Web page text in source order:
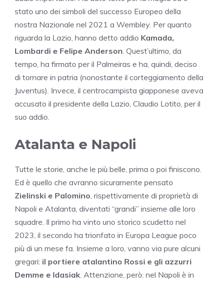
stato uno dei simboli del successo Europeo della
nostra Nazionale nel 2021 a Wembley. Per quanto
riguarda la Lazio, hanno detto addio Kamada,
Lombardi e Felipe Anderson. Quest’ultimo, da
tempo, ha firmato per il Palmeiras e ha, quindi, deciso
di tornare in patria (nonostante il corteggiamento della
Juventus). Invece, il centrocampista giapponese aveva
accusato il presidente della Lazio, Claudio Lotito, per il
suo addio.
Atalanta e Napoli
Tutte le storie, anche le più belle, prima o poi finiscono.
Ed è quello che avranno sicuramente pensato
Zielinski e Palomino, rispettivamente di proprietà di
Napoli e Atalanta, diventati “grandi” insieme alle loro
squadre. Il primo ha vinto uno storico scudetto nel
2023, il secondo ha trionfato in Europa League poco
più di un mese fa. Insieme a loro, vanno via pure alcuni
gregari: il portiere atalantino Rossi e gli azzurri
Demme e Idasiak. Attenzione, però: nel Napoli è in